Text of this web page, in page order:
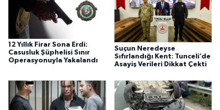
12 Yıllık Firar Sona Erdi:
Casusluk Şüphelisi Sınır
Operasyonuyla Yakalandı
Suçun Neredeyse
Sıfırlandığı Kent: Tunceli’de
Asayiş Verileri Dikkat Çekti